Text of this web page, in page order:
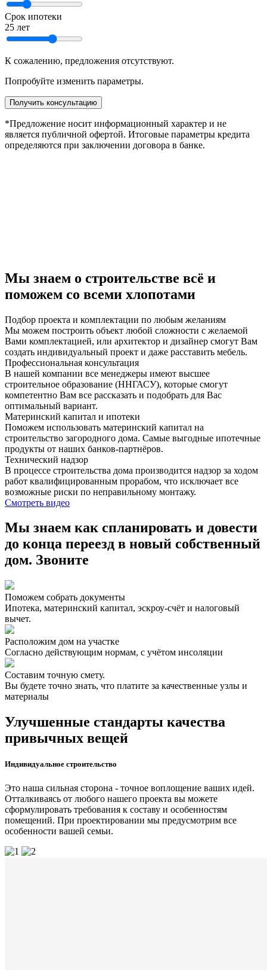
Срок ипотеки
25 лет
К сожалению, предложения отсутствуют.
Попробуйте изменить параметры.
Получить консультацию
*Предложение носит информационный характер и не
является публичной офертой. Итоговые параметры кредита
определяются при заключении договора в банке.
Мы знаем о строительстве всё и
поможем со всеми хлопотами
Подбор проекта и комплектации по любым желаниям
Мы можем построить объект любой сложности с желаемой
Вами комплектацией, или архитектор и дизайнер смогут Вам
создать индивидуальный проект и даже расставить мебель.
Профессиональная консультация
В нашей компании все менеджеры имеют высшее
строительное образование (ННГАСУ), которые смогут
компетентно Вам все рассказать и подобрать для Вас
оптимальный вариант.
Материнский капитал и ипотеки
Поможем использовать материнский капитал на
строительство загородного дома. Самые выгодные ипотечные
продукты от наших банков-партнёров.
Технический надзор
В процессе строительства дома производится надзор за ходом
работ квалифицированным прорабом, что исключает все
возможные риски по неправильному монтажу.
Смотреть видео
Мы знаем как спланировать и довести
до конца переезд в новый собственный
дом. Звоните
Поможем собрать документы
Ипотека, материнский капитал, эскроу-счёт и налоговый
вычет.
Расположим дом на участке
Согласно действующим нормам, с учётом инсоляции
Составим точную смету.
Вы будете точно знать, что платите за качественные узлы и
материалы
Улучшенные стандарты качества
привычных вещей
Индивидуальное строительство
Это наша сильная сторона - точное воплощение ваших идей.
Отталкиваясь от любого нашего проекта вы можете
сформулировать требования к составу и особенностям
помещений. При проектировании мы предусмотрим все
особенности вашей семьи.